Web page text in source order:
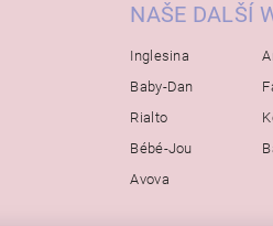
NAŠE DALŠÍ
Inglesina
Baby-Dan
Rialto
Bébé-Jou
Avova